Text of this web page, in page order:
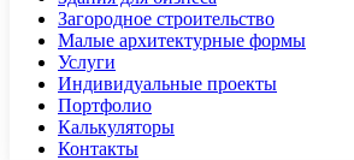
Загородное строительство
Малые архитектурные формы
Услуги
Индивидуальные проекты
Портфолио
Калькуляторы
Контакты